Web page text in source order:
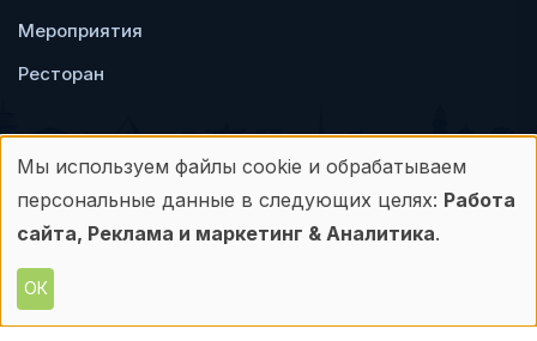
Мероприятия
Ресторан
Пользовательское
соглашение
Политика
конфиденциальности
Любое использование материалов с данного
Использование
персональных
данных
Мы используем файлы cookie и обрабатываем
персональные данные в следующих целях: Работа
сайта, Реклама и маркетинг & Аналитика.
ОК